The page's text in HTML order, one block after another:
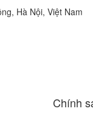
Hà Nội, Việt Nam
Chính